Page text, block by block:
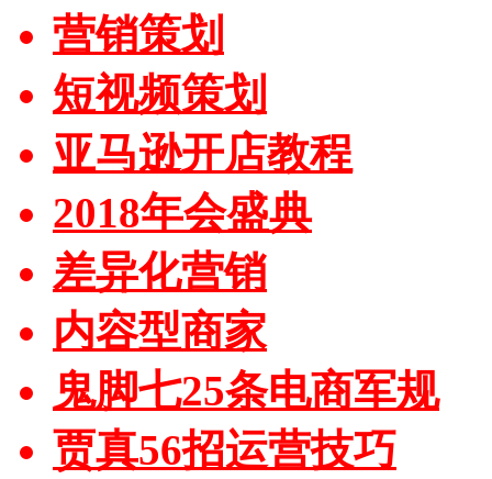
营销策划
短视频策划
亚马逊开店教程
2018年会盛典
差异化营销
内容型商家
鬼脚七25条电商军规
贾真56招运营技巧